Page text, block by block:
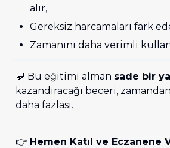
alır,
Gereksiz harcamaları fark
Zamanını daha verimli
💬 Bu eğitimi alman sade bir
kazandıracağı beceri,
daha fazlası.
👉 Hemen Katıl ve Eczanene